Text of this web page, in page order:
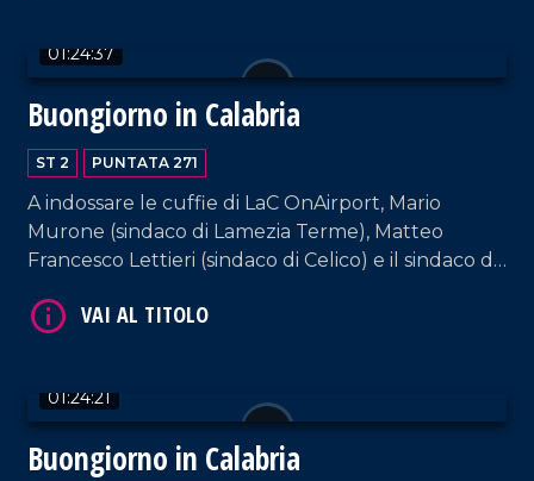
01:24:37
Buongiorno in Calabria
ST 2 PUNTATA 271
A indossare le cuffie di LaC OnAirport, Mario
Murone (sindaco di Lamezia Terme), Matteo
Francesco Lettieri (sindaco di Celico) e il sindaco di
Iacino e Ugo Floro.
01:24:21
Buongiorno in Calabria
VAI AL TITOLO